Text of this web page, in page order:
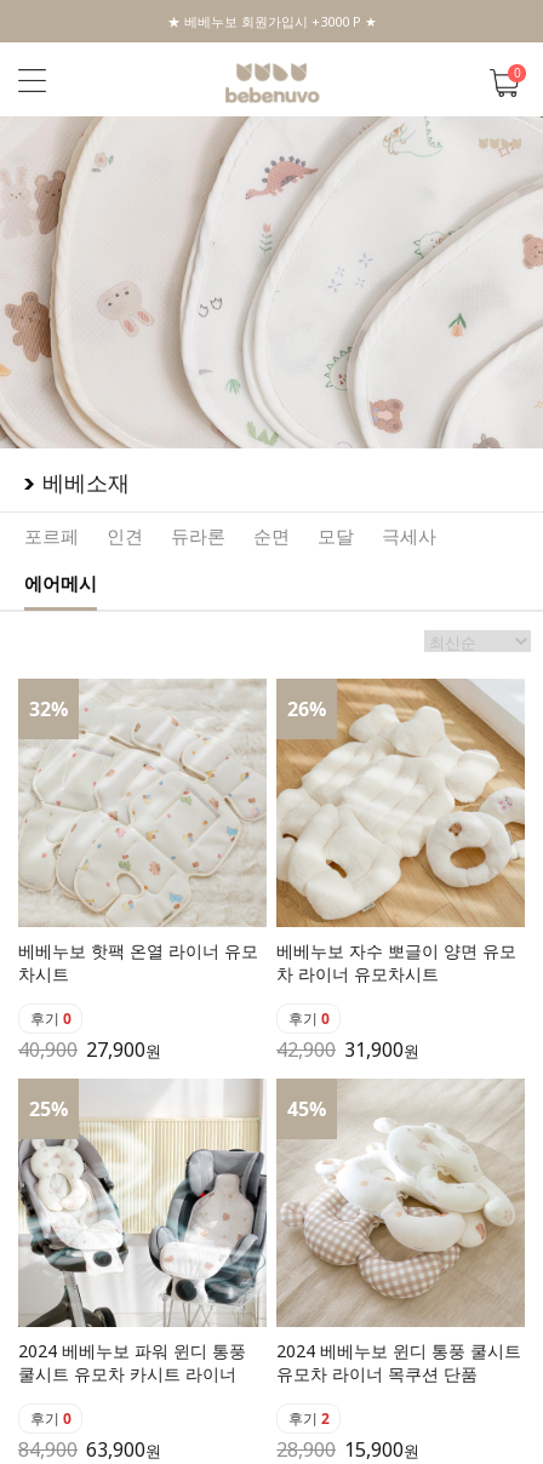
★ 베베누보 회원가입시 +3000 P ★
0
베베소재
포르페 인견 듀라론 순면 모달
극세사
에어메시
32%
베베누보 핫팩 온열 라이너 유모
차시트
후기 0
40,900 27,900원
26%
베베누보 자수 뽀글이 양면 유모
차 라이너 유모차시트
후기 0
42,900 31,900원
25%
2024 베베누보 파워 윈디 통풍
쿨시트 유모차 카시트 라이너
후기 0
84,900 63,900원
45%
2024 베베누보 윈디 통풍 쿨시트
유모차 라이너 목쿠션 단품
후기 2
28,900 15,900원